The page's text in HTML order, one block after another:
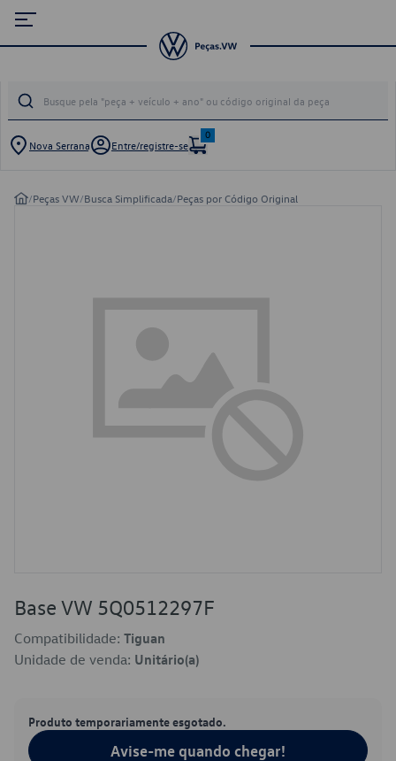
Nova Serrana Entre/registre-se
0
/Peças VW/Busca Simplificada/Peças por Código Original
Base VW 5Q0512297F
Compatibilidade: Tiguan
Unidade de venda: Unitário(a)
Produto temporariamente esgotado.
Avise-me quando chegar!